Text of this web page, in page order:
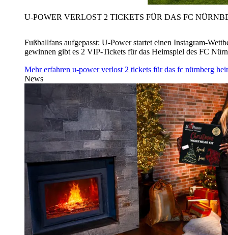
U‑POWER VERLOST 2 TICKETS FÜR DAS FC
Fußballfans aufgepasst: U‑Power startet einen Instagram-
gewinnen gibt es 2 VIP-Tickets für das Heimspiel des FC
Mehr erfahren u‑power verlost 2 tickets für das fc nürnberg
News